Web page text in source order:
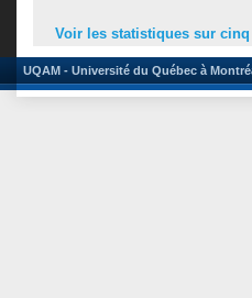
Voir les statistiques sur cinq
UQAM - Université du Québec à